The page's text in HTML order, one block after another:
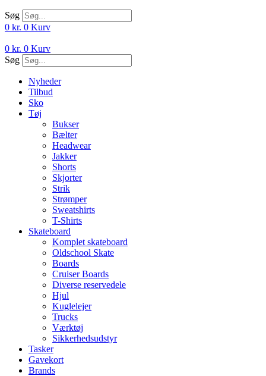
Søg
0 kr. 0 Kurv
0 kr. 0 Kurv
Søg
Nyheder
Tilbud
Sko
Tøj
Bukser
Bælter
Headwear
Jakker
Shorts
Skjorter
Strik
Strømper
Sweatshirts
T-Shirts
Skateboard
Komplet skateboard
Oldschool Skate
Boards
Cruiser Boards
Diverse reservedele
Hjul
Kuglelejer
Trucks
Værktøj
Sikkerhedsudstyr
Tasker
Gavekort
Brands